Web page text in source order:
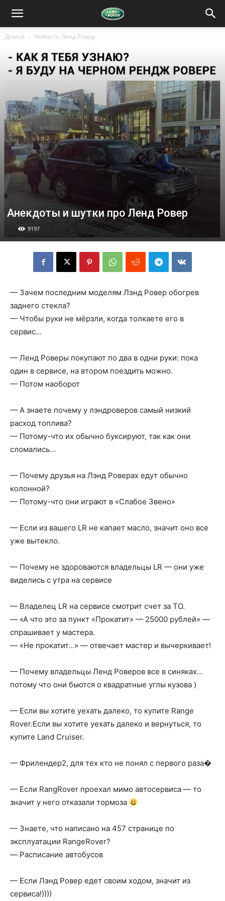
Домой Новости Ленд Ровер
Анекдоты и шутки про Ленд Ровер
9197
— Зачем последним моделям Лэнд Ровер обогрев
заднего стекла?
— Чтобы руки не мёрзли, когда толкаете его в
сервис…
— Ленд Роверы покупают по два в одни руки: пока
один в сервисе, на втором поездить можно.
— Потом наоборот
— А знаете почему у лэндроверов самый низкий
расход топлива?
— Потому-что их обычно буксируют, так как они
сломались…
— Почему друзья на Лэнд Роверах едут обычно
колонной?
— Потому-что они играют в «Слабое Звено»
— Если из вашего LR не капает масло, значит оно все
уже вытекло.
— Почему не здороваются владельцы LR — они уже
виделись с утра на сервисе
— Владелец LR на сервисе смотрит счет за ТО.
— «А что это за пункт «Прокатит» — 25000 рублей» —
спрашивает у мастера.
— «Не прокатит…» — отвечает мастер и вычеркивает!
— Почему владельцы Ленд Роверов все в синяках…
потому что они бьются о квадратные углы кузова )
— Если вы хотите уехать далеко, то купите Range
Rover.Если вы хотите уехать далеко и вернуться, то
купите Land Cruiser.
— Фрилендер2, для тех кто не понял с первого раза�
— Если RangRover проехал мимо автосервиса — то
значит у него отказали тормоза
— Знаете, что написано на 457 странице по
эксплуатации RangeRover?
— Расписание автобусов
— Если Лэнд Ровер едет своим ходом, значит из
сервиса!))))